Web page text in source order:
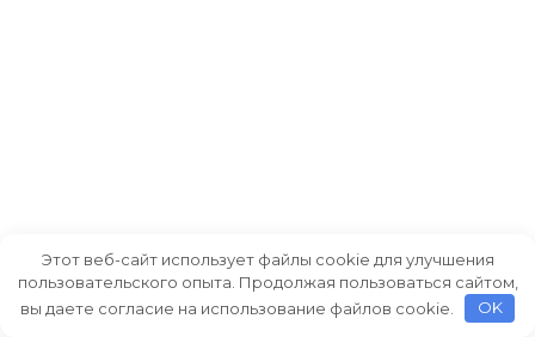
Этот веб-сайт использует файлы cookie для улучшения
пользовательского опыта. Продолжая пользоваться сайтом,
вы даете согласие на использование файлов cookie.
OK